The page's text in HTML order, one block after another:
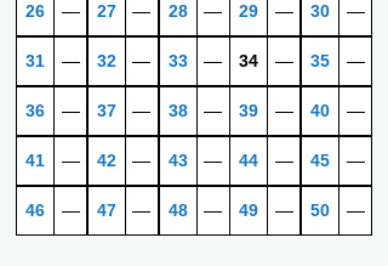
26 ―
31 ―
36 ―
41 ―
46 ―
27 ―
32 ―
37 ―
42 ―
47 ―
28 ―
33 ―
38 ―
43 ―
48 ―
29 ―
34 ―
39 ―
44 ―
49 ―
30 ―
35 ―
40 ―
45 ―
50 ―